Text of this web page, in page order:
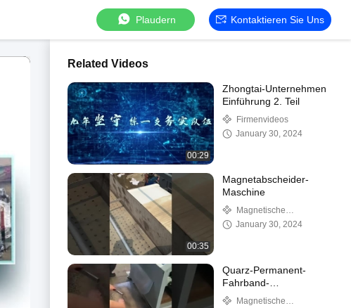
Plaudern Kontaktieren Sie Uns
Related Videos
00:29
Zhongtai-Unternehmen
Einführung 2. Teil
Firmenvideos
January 30, 2024
00:35
Magnetabscheider-
Maschine
Magnetische
Plattentrennmaschine
January 30, 2024
Quarz-Permanent-
Fahrband-
Magnetseparator mit
Magnetische